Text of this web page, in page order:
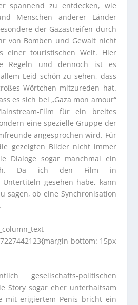
spannend zu entdecken, wie
Menschen anderer Länder
der Gazastreifen durch
von Bomben und Gewalt nicht
einer touristischen Welt. Hier
Regeln und dennoch ist es
Leid schön zu sehen, dass
Wörtchen mitzureden hat.
es sich bei „Gaza mon amour“
Film für ein breites
eine spezielle Gruppe der
angesprochen wird. Für
gezeigten Bilder nicht immer
Dialoge sogar manchmal ein
Da ich den Film in
gesehen habe, kann
sagen, ob eine Synchronisation
bottom: 15px
gesellschafts-politischen
Story sogar eher unterhaltsam
mit erigiertem Penis bricht ein